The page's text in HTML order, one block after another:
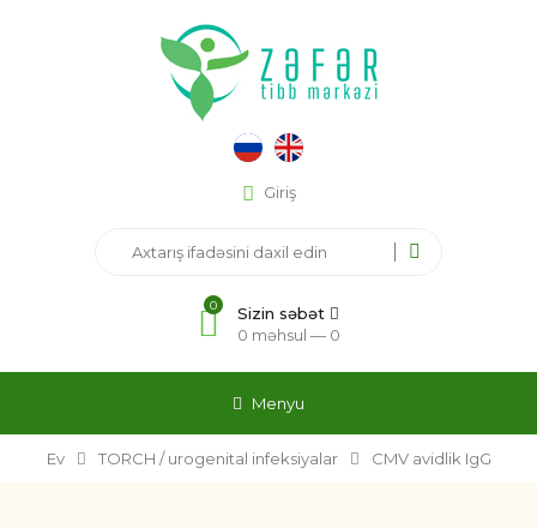
Giriş
0
Sizin səbət
0 məhsul — 0
Menyu
Ev TORCH / urogenital infeksiyalar CMV avidlik IgG